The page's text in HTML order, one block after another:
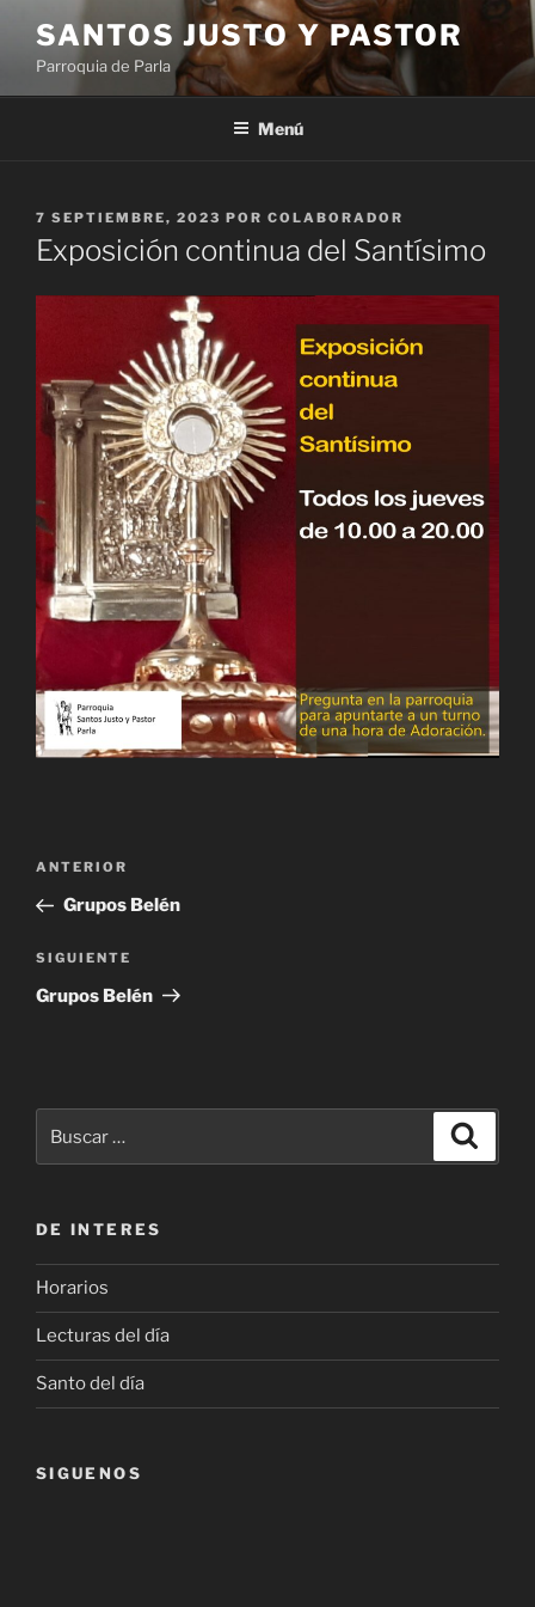
contenido
SANTOS JUSTO Y PASTOR
Parroquia de Parla
Menú
PUBLICADO
EL
7 SEPTIEMBRE, 2023 POR COLABORADOR
Exposición continua del Santísimo
Navegación
entradas
Entrada
anterior:
ANTERIOR
Grupos Belén
Siguiente
entrada
SIGUIENTE
Grupos Belén
por:
DE INTERES
Horarios
Lecturas del día
Santo del día
SIGUENOS